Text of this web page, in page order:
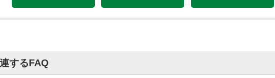
するFAQ